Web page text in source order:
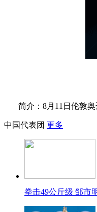
简介：8月11日伦敦
中国代表团 更多
拳击49公斤级 邹市